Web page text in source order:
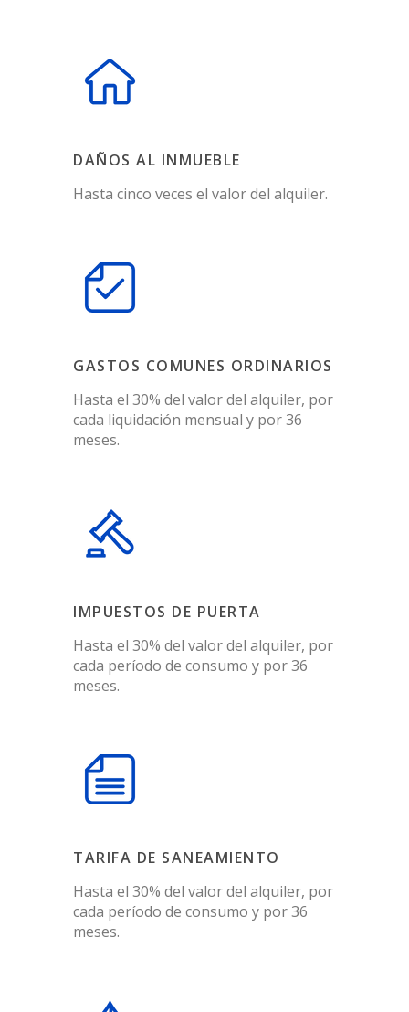
DAÑOS AL INMUEBLE
Hasta cinco veces el valor del alquiler.
GASTOS COMUNES ORDINARIOS
Hasta el 30% del valor del alquiler, por
cada liquidación mensual y por 36
meses.
IMPUESTOS DE PUERTA
Hasta el 30% del valor del alquiler, por
cada período de consumo y por 36
meses.
TARIFA DE SANEAMIENTO
Hasta el 30% del valor del alquiler, por
cada período de consumo y por 36
meses.